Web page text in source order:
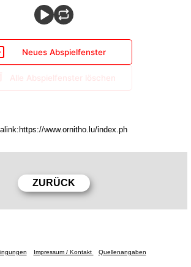
Neues Abspielfenster
Alle Abspielfenster löschen
Impressum / Kontakt Quellenangaben